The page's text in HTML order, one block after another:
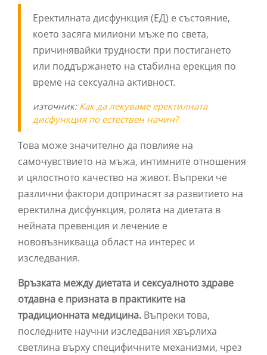
Еректилната дисфункция (ЕД) е състояние,
което засяга милиони мъже по света,
причинявайки трудности при постигането
или поддържането на стабилна ерекция по
време на сексуална активност.
източник: Как да лекуваме еректилната
дисфункция по естествен начин?
Това може значително да повлияе на
самочувствието на мъжа, интимните отношения
и цялостното качество на живот. Въпреки че
различни фактори допринасят за развитието на
еректилна дисфункция, ролята на диетата в
нейната превенция и лечение е
нововъзникваща област на интерес и
изследвания.
Връзката между диетата и сексуалното здраве
отдавна е призната в практиките на
традиционната медицина. Въпреки това,
последните научни изследвания хвърлиха
светлина върху специфичните механизми, чрез